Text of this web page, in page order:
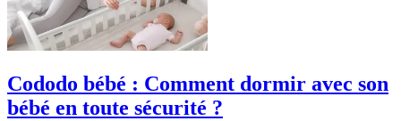
Cododo bébé : Comment dormir avec son
bébé en toute sécurité ?